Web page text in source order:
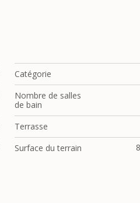
Catégorie
Nombre de salles
de bain
Terrasse
Surface du terrain